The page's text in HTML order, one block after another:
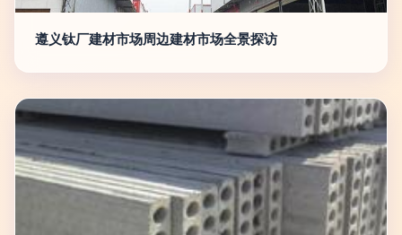
遵义钛厂建材市场周边建材市场全景探访